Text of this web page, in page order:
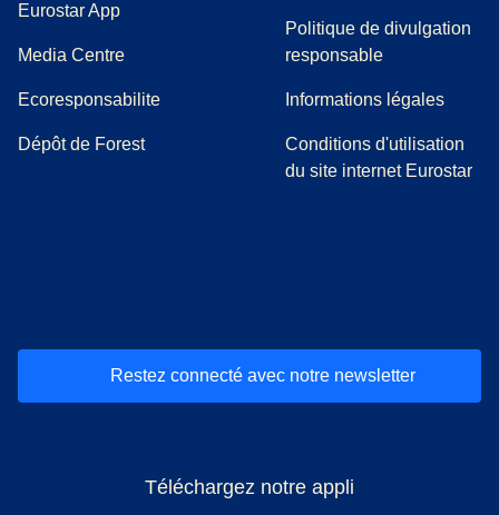
Eurostar App
Media Centre( Ouvre un nouvel onglet)
Ecoresponsabilite
Dépôt de Forest
Politique de divulgation
responsable
Informations légales
Conditions d'utilisation
du site internet Eurostar
Restez connecté avec notre newsletter
Téléchargez notre appli